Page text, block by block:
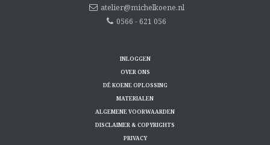
atelier@michelkoene.nl
0566 - 621 056
INLOGGEN
OVER ONS
DÉ KOENE OPLOSSING
MATERIALEN
ALGEMENE VOORWAARDEN
DISCLAIMER & COPYRIGHTS
PRIVACY